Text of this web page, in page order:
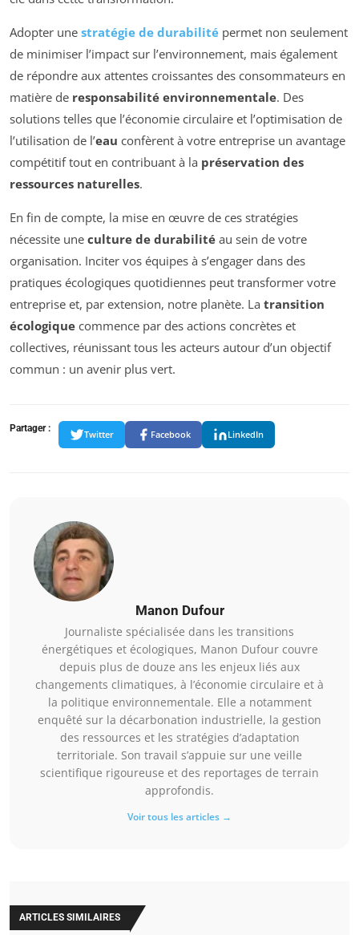
Adopter une stratégie de durabilité permet non seulement
de minimiser l’impact sur l’environnement, mais également
de répondre aux attentes croissantes des consommateurs en
matière de responsabilité environnementale. Des
solutions telles que l’économie circulaire et l’optimisation de
l’utilisation de l’eau confèrent à votre entreprise un avantage
compétitif tout en contribuant à la préservation des
ressources naturelles.
En fin de compte, la mise en œuvre de ces stratégies
nécessite une culture de durabilité au sein de votre
organisation. Inciter vos équipes à s’engager dans des
pratiques écologiques quotidiennes peut transformer votre
entreprise et, par extension, notre planète. La transition
écologique commence par des actions concrètes et
collectives, réunissant tous les acteurs autour d’un objectif
commun : un avenir plus vert.
Partager :
Twitter Facebook LinkedIn
Manon Dufour
Journaliste spécialisée dans les transitions
énergétiques et écologiques, Manon Dufour couvre
depuis plus de douze ans les enjeux liés aux
changements climatiques, à l’économie circulaire et à
la politique environnementale. Elle a notamment
enquêté sur la décarbonation industrielle, la gestion
des ressources et les stratégies d’adaptation
territoriale. Son travail s’appuie sur une veille
scientifique rigoureuse et des reportages de terrain
approfondis.
Voir tous les articles →
ARTICLES SIMILAIRES